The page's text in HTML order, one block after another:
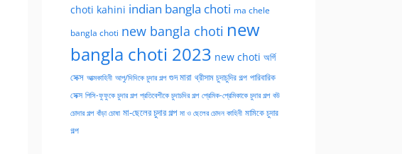
choti kahini indian bangla choti ma chele
bangla choti new bangla choti new
bangla choti 2023 new choti অর্গি
সেক্স আত্মকাহিনী আপু/দিদিকে চুদার গল্প গুদ মারা থ্রীসাম চুদাচুদির গল্প পারিবারিক
সেক্স পিসি-ফুফুকে চুদার গল্প প্রতিবেশীকে চুদাচদির গল্প প্রেমিক-প্রেমিকাকে চুদার গল্প বউ
চোদার গল্প বাঁড়া চোষা মা-ছেলের চুদার গল্প মা ও ছেলের চোদন কাহিনী মামিকে চুদার
গল্প